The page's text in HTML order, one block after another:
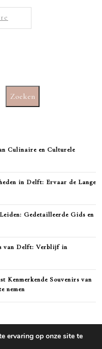
Zoeken
Culinaire en Culturele
in Delft: Ervaar de Lange
Gedetailleerde Gids en
van Delft: Verblijf in
Kenmerkende Souvenirs van
nemen
ervaring op onze site te